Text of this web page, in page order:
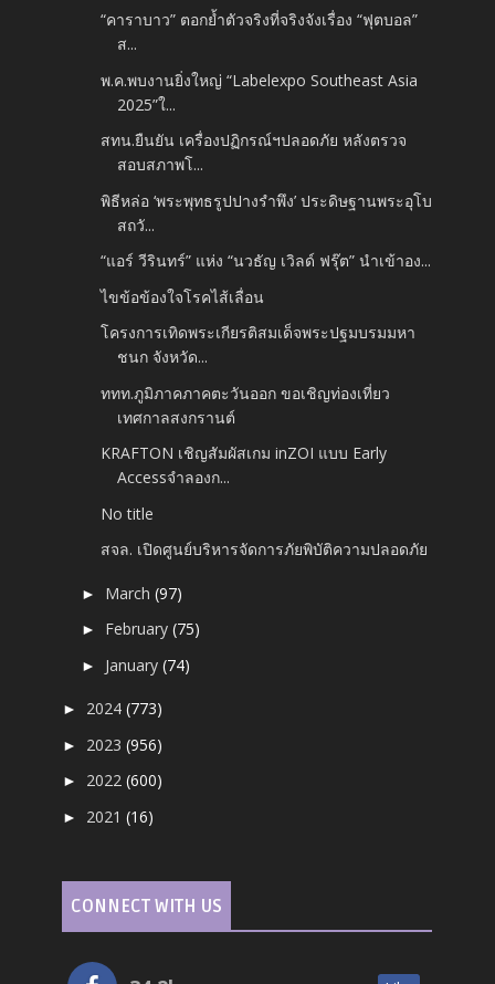
“คาราบาว” ตอกย้ำตัวจริงที่จริงจังเรื่อง “ฟุตบอล”
ส...
พ.ค.พบงานยิ่งใหญ่ “Labelexpo Southeast Asia
2025”ใ...
สทน.ยืนยัน เครื่องปฏิกรณ์ฯปลอดภัย หลังตรวจ
สอบสภาพโ...
พิธีหล่อ ‘พระพุทธรูปปางรำพึง’ ประดิษฐานพระอุโบ
สถวั...
“แอร์ วีรินทร์” แห่ง “นวธัญ เวิลด์ ฟรุ๊ต” นำเข้าอง...
ไขข้อข้องใจโรคไส้เลื่อน
โครงการเทิดพระเกียรติสมเด็จพระปฐมบรมมหา
ชนก จังหวัด...
ททท.ภูมิภาคภาคตะวันออก ขอเชิญท่องเที่ยว
เทศกาลสงกรานต์
KRAFTON เชิญสัมผัสเกม inZOI แบบ Early
Accessจำลองก...
No title
สจล. เปิดศูนย์บริหารจัดการภัยพิบัติ​ความปลอดภัย
► March(97)
► February(75)
► January(74)
► 2024(773)
► 2023(956)
► 2022(600)
► 2021(16)
CONNECT WITH US